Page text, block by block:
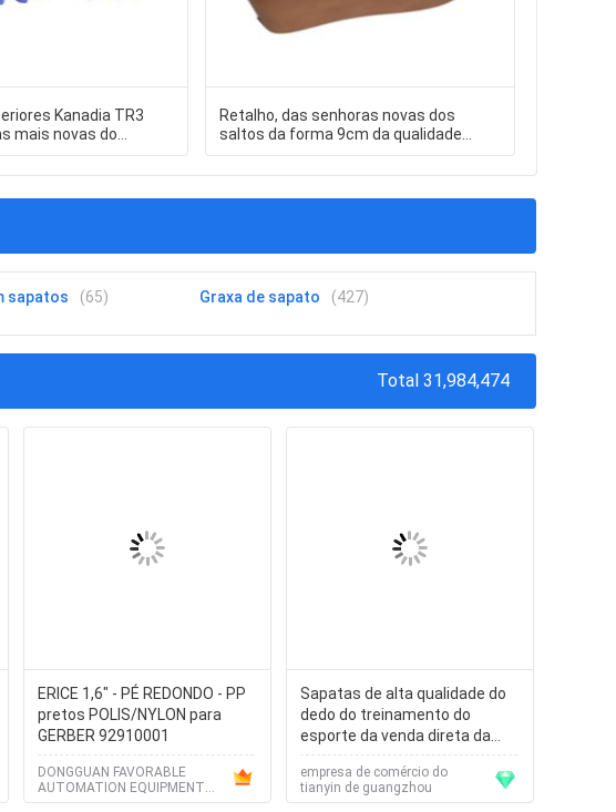
Kanadia TR3
mais novas do
Retalho, das senhoras novas dos
saltos da forma 9cm da qualidade
superior dos projetos da venda por
atacado sandália lisa do gladiador
sapatos (65) Graxa de sapato (427)
Total 31,984,474
ERICE 1,6" - PÉ REDONDO - PP
pretos POLIS/NYLON para
GERBER 92910001
DONGGUAN FAVORABLE
AUTOMATION EQUIPMENT
CO.,LTD
Sapatas de alta qualidade do
dedo do treinamento do
esporte da venda direta da
fábrica
empresa de comércio do
tianyin de guangzhou